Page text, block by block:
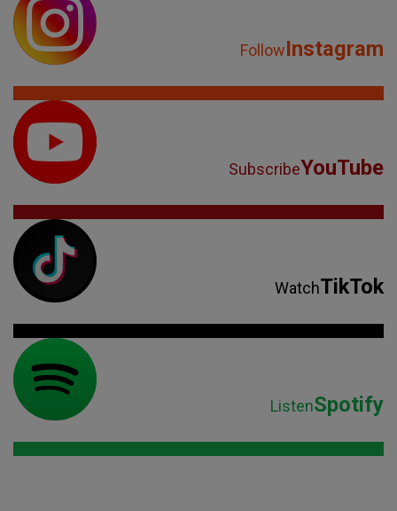
FollowInstagram
SubscribeYouTube
WatchTikTok
ListenSpotify